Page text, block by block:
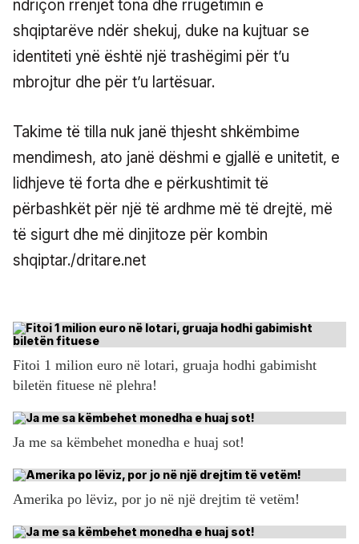
ndriçon rrënjët tona dhe rrugëtimin e
shqiptarëve ndër shekuj, duke na kujtuar se
identiteti ynë është një trashëgimi për t’u
mbrojtur dhe për t’u lartësuar.
Takime të tilla nuk janë thjesht shkëmbime
mendimesh, ato janë dëshmi e gjallë e unitetit, e
lidhjeve të forta dhe e përkushtimit të
përbashkët për një të ardhme më të drejtë, më
të sigurt dhe më dinjitoze për kombin
shqiptar./dritare.net
Fitoi 1 milion euro në lotari, gruaja hodhi gabimisht
biletën fituese në plehra!
Ja me sa këmbehet monedha e huaj sot!
Amerika po lëviz, por jo në një drejtim të vetëm!